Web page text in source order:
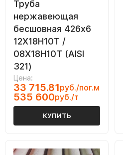
Труба
нержавеющая
бесшовная 426х6
12Х18Н10Т /
08Х18Н10Т (AISI
321)
Цена:
33 715.81руб./пог.м
535 600руб./т
КУПИТЬ